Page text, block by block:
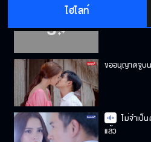
ไฮไลท์
ขออนุญาตจูบ
ไม่จำเป็
แล้ว